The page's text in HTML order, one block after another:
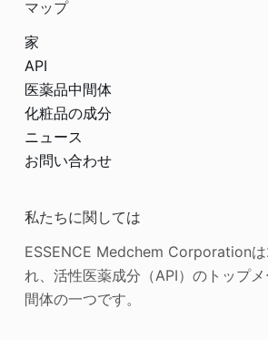
マップ
家
API
医薬品中間体
化粧品の成分
ニュース
お問い合わせ
私たちに関しては
ESSENCE Medchem Corporation
れ、活性医薬成分（API）のトップ
間体の一つです。